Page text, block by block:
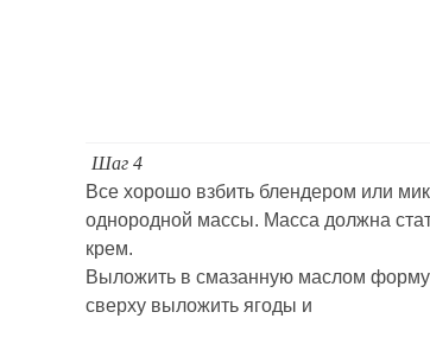
Шаг 4
Все хорошо взбить блендером или
однородной массы. Масса должна
крем.
Выложить в смазанную маслом
сверху выложить ягоды и